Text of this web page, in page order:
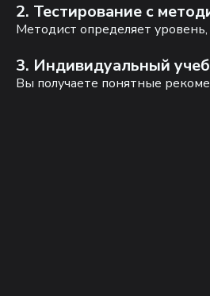
2. Тестирование с
Методист определяет
3. Индивидуальный
Вы получаете понятные